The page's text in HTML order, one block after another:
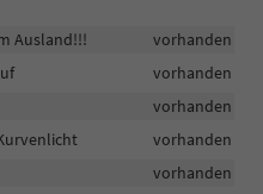
Ausland!!!
vorhanden
vorhanden
vorhanden
vorhanden
vorhanden